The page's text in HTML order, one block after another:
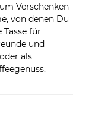
Verschenken
von denen Du
für
und
als